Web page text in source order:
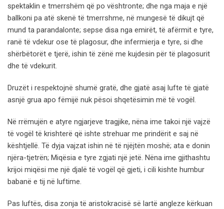
spektaklin e tmerrshëm që po vështronte; dhe nga maja e një
ballkoni pa atë skenë të tmerrshme, në mungesë të dikujt që
mund ta parandalonte; sepse disa nga emirët, të afërmit e tyre,
ranë të vdekur ose të plagosur, dhe infermierja e tyre, si dhe
shërbëtorët e tjerë, ishin të zënë me kujdesin për të plagosurit
dhe të vdekurit.
Druzët i respektojnë shumë gratë, dhe gjatë asaj lufte të gjatë
asnjë grua apo fëmijë nuk pësoi shqetësimin më të vogël.
Në rrëmujën e atyre ngjarjeve tragjike, nëna ime takoi një vajzë
të vogël të krishterë që ishte strehuar me prindërit e saj në
kështjellë. Të dyja vajzat ishin në të njëjtën moshë; ata e donin
njëra-tjetrën; Miqësia e tyre zgjati një jetë. Nëna ime gjithashtu
krijoi miqësi me një djalë të vogël që gjeti, i cili kishte humbur
babanë e tij në luftime.
Pas luftës, disa zonja të aristokracisë së lartë angleze kërkuan